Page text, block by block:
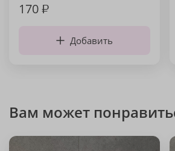
170₽
Добавить
Вам может